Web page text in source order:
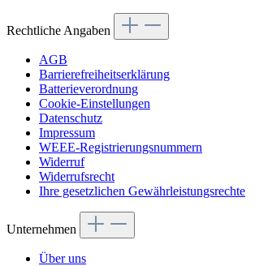
Rechtliche Angaben
AGB
Barrierefreiheitserklärung
Batterieverordnung
Cookie-Einstellungen
Datenschutz
Impressum
WEEE-Registrierungsnummern
Widerruf
Widerrufsrecht
Ihre gesetzlichen Gewährleistungsrechte
Unternehmen
Über uns